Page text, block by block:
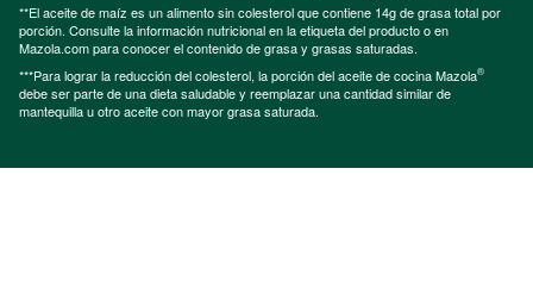
**El aceite de maíz es un alimento sin colesterol que contiene 14g de grasa total por
porción. Consulte la información nutricional en la etiqueta del producto o en
Mazola.com para conocer el contenido de grasa y grasas saturadas.
***Para lograr la reducción del colesterol, la porción del aceite de cocina Mazola®
debe ser parte de una dieta saludable y reemplazar una cantidad similar de
mantequilla u otro aceite con mayor grasa saturada.